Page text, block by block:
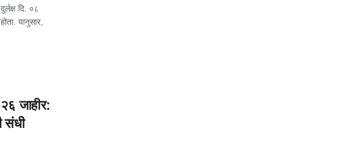
दि. ०८
यानुसार,
जाहीर:
संधी